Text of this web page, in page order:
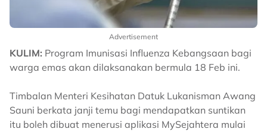
Advertisement
KULIM: Program Imunisasi Influenza Kebangsaan bagi
warga emas akan dilaksanakan bermula 18 Feb ini.
Timbalan Menteri Kesihatan Datuk Lukanisman Awang
Sauni berkata janji temu bagi mendapatkan suntikan
itu boleh dibuat menerusi aplikasi MySejahtera mulai